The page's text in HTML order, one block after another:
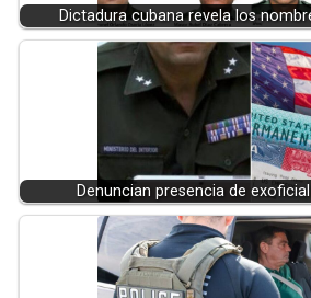
Dictadura cubana revela los
Denuncian presencia de